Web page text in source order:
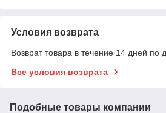
Условия возврата
Возврат товара в течение 14 дней по
Все условия возврата
Подобные товары компании